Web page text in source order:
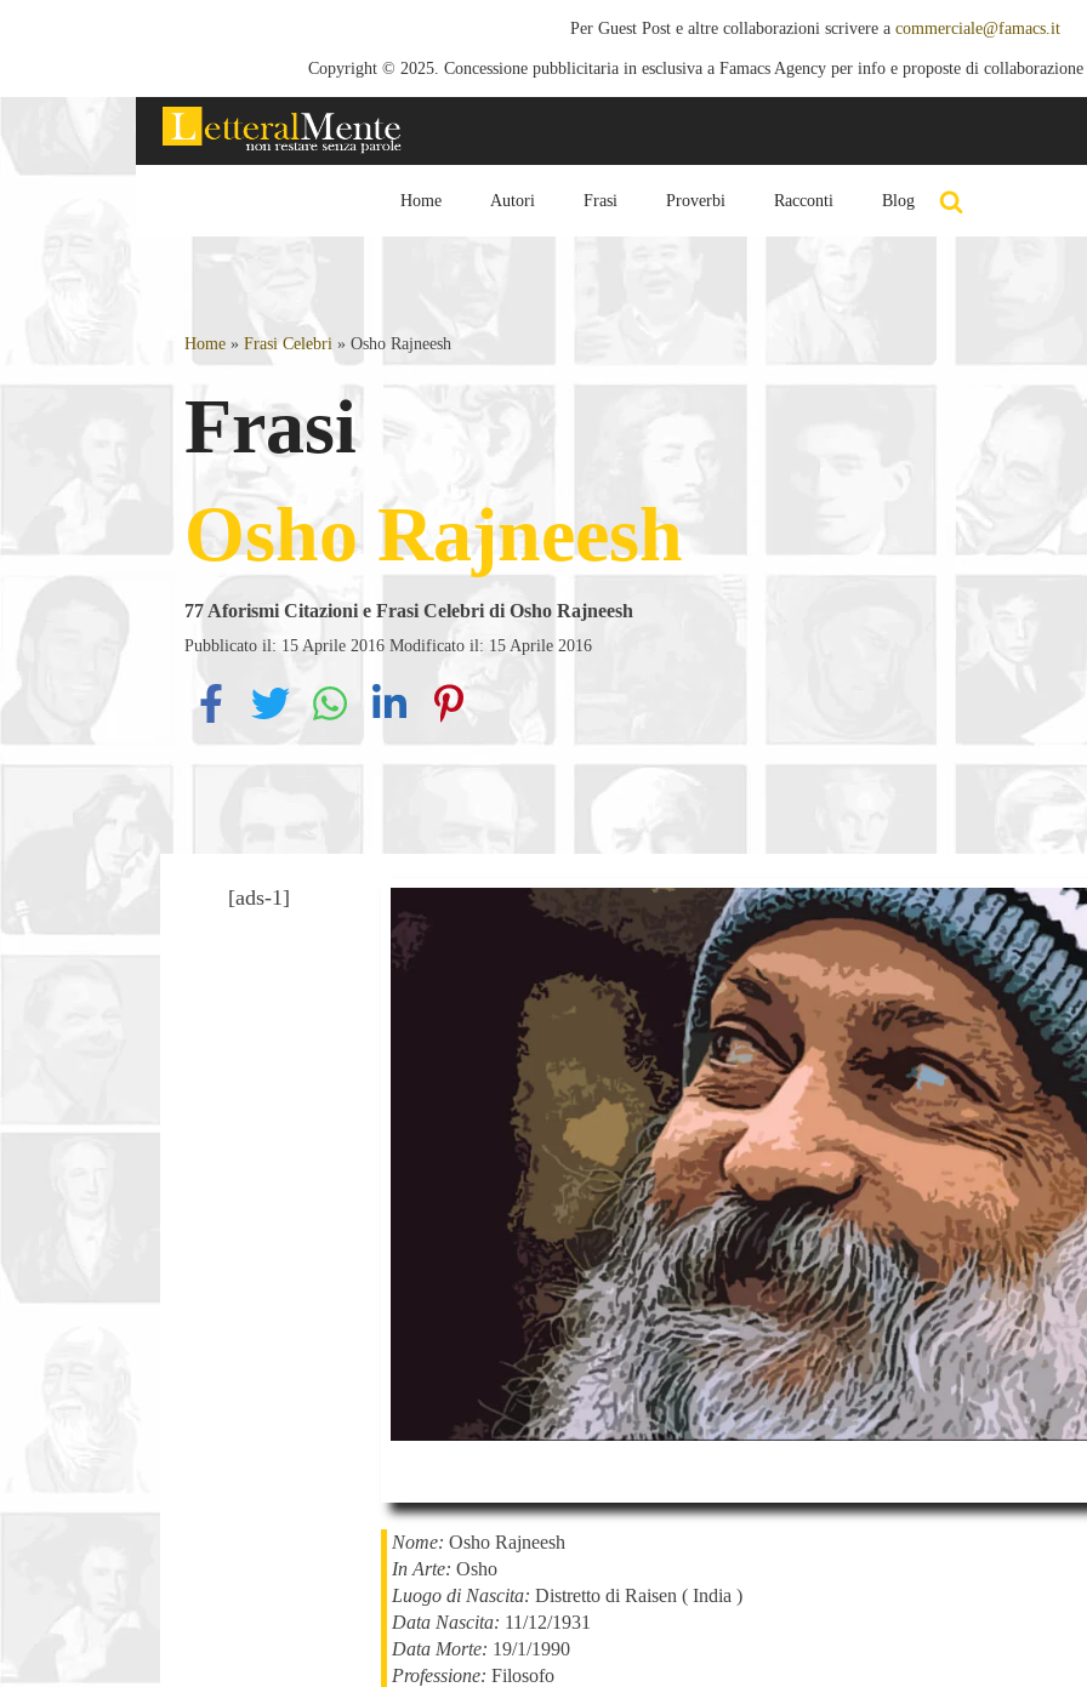
Per Guest Post e altre collaborazioni scrivere a commerciale@famacs.it
Copyright © 2025. Concessione pubblicitaria in esclusiva a Famacs Agency per info e proposte di
Home Autori Frasi Proverbi Racconti Blog
Home » Frasi Celebri » Osho Rajneesh
Frasi
Osho Rajneesh
77 Aforismi Citazioni e Frasi Celebri di Osho Rajneesh
Pubblicato il: 15 Aprile 2016 Modificato il: 15 Aprile 2016
[ads-1]
Nome: Osho Rajneesh
In Arte: Osho
Luogo di Nascita: Distretto di Raisen ( India )
Data Nascita: 11/12/1931
Data Morte: 19/1/1990
Professione: Filosofo